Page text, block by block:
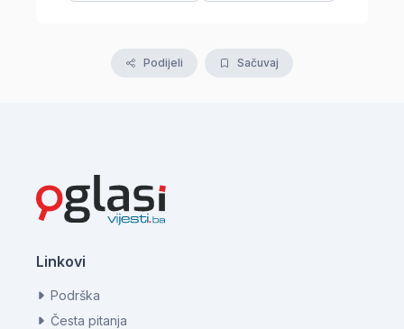
Podijeli Sačuvaj
Linkovi
Podrška
Česta pitanja